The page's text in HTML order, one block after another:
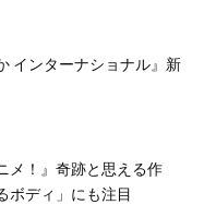
インターナショナル』新
メ！』奇跡と思える作
ボディ」にも注目